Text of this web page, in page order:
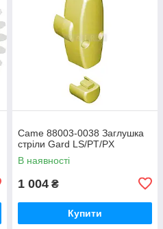
Came 88003-0038 Заглушка
стріли Gard LS/PT/PX
В наявності
1 004 ₴
Купити